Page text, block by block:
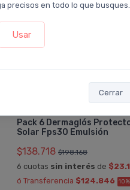
precisos en todo lo que busques.
Usar
Cerrar
Pack 6 Dermaglós
Solar Fps30 Emulsión
$138.718 $198.168
6 cuotas sin interés de
ó Transferencia $124.846 10%